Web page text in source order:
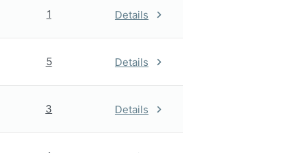
1 Details
5 Details
3 Details